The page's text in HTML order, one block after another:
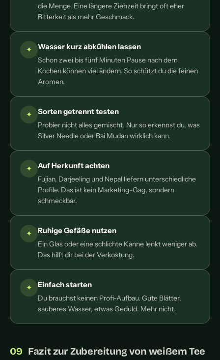
die Menge. Eine längere Ziehzeit bringt oft eher
Bitterkeit als mehr Geschmack.
Wasser kurz abkühlen lassen
Schon zwei bis fünf Minuten Pause nach dem
Kochen können viel ändern. So schützt du die feinen
Aromen.
Sorten getrennt testen
Probier nicht alles gemischt. Nur so erkennst du, was
Silver Needle oder Bai Mudan wirklich kann.
Auf Herkunft achten
Fujian, Darjeeling und Nepal liefern unterschiedliche
Profile. Das ist kein Marketing-Gag, sondern
schmeckbar.
Ruhige Gefäße nutzen
Ein Glas oder eine schlichte Kanne lenkt weniger ab.
Das hilft dir bei der Verkostung.
Einfach starten
Du brauchst keinen Profi-Aufbau. Gute Blätter,
sauberes Wasser, etwas Geduld. Mehr nicht.
Fazit zur Zubereitung von weißem Tee